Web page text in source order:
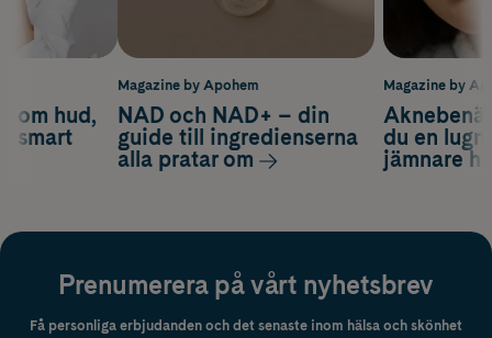
Magazine by
du en
jämnare
om hud,
smart
Magazine by Apohem
NAD och NAD+ – din
guide till ingredienserna
alla pratar om
Prenumerera på vårt nyhetsbrev
Få personliga erbjudanden och det senaste inom hälsa och skönhet